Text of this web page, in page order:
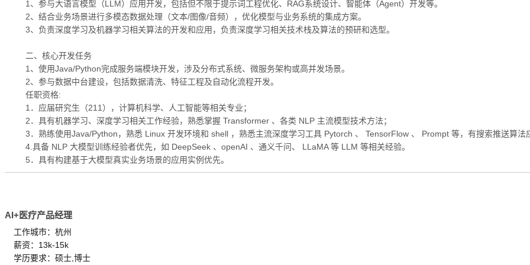
1、参与大语言模型（LLM）应用开发，包括但不限于提示词工程优化、RAG系统设计、智能体（Agent）开发等。
2、结合业务场景进行多模态数据处理（文本/图像/音频），优化模型与业务系统的集成方案。
3、负责深度学习及机器学习相关算法的开发和应用，负责深度学习相关技术栈及算法的预研和选型。
二、核心开发任务
1、使用Java/Python完成服务端模块开发，涉及分布式系统、微服务架构或高并发场景。
2、参与数据中台建设，包括数据清洗、特征工程及自动化流程开发。
任职资格:
1．应届研究生（211），计算机科学、人工智能等相关专业；
2．具有机器学习、深度学习相关工作经验，熟悉掌握 Transformer 、各类 NLP 主流模型技术方法；
3．熟练使用Java/Python，熟悉 Linux 开发环境和 shell ，熟悉主流深度学习工具 Pytorch 、 TensorFlow 、 Prompt 等，有搜索推送算法
4.具备 NLP 大模型训练经验者优先，如 DeepSeek 、openAI 、通义千问、 LLaMA 等 LLM 等相关经验。
5．具有构建基于大模型真实业务场景的应用实例优先。
AI+医疗产品经理
工作城市：杭州
薪资：13k-15k
学历要求：硕士,博士